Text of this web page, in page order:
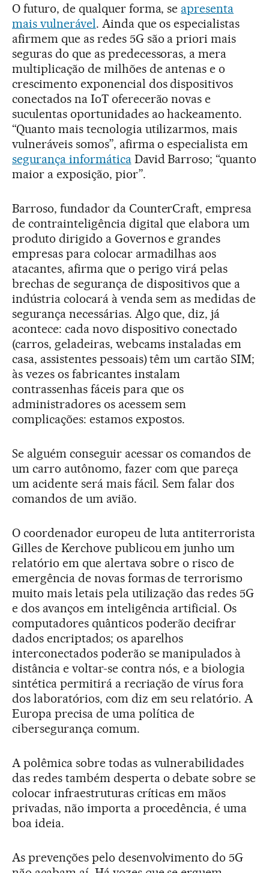
O futuro, de qualquer forma, se apresenta
mais vulnerável. Ainda que os especialistas
afirmem que as redes 5G são a priori mais
seguras do que as predecessoras, a mera
multiplicação de milhões de antenas e o
crescimento exponencial dos dispositivos
conectados na IoT oferecerão novas e
suculentas oportunidades ao hackeamento.
“Quanto mais tecnologia utilizarmos, mais
vulneráveis somos”, afirma o especialista em
segurança informáticaDavid Barroso; “quanto
maior a exposição, pior”.
Barroso, fundador da CounterCraft, empresa
de contrainteligência digital que elabora um
produto dirigido a Governos e grandes
empresas para colocar armadilhas aos
atacantes, afirma que o perigo virá pelas
brechas de segurança de dispositivos que a
indústria colocará à venda sem as medidas de
segurança necessárias. Algo que, diz, já
acontece: cada novo dispositivo conectado
(carros, geladeiras, webcams instaladas em
casa, assistentes pessoais) têm um cartão SIM;
às vezes os fabricantes instalam
contrassenhas fáceis para que os
administradores os acessem sem
complicações: estamos expostos.
Se alguém conseguir acessar os comandos de
um carro autônomo, fazer com que pareça
um acidente será mais fácil. Sem falar dos
comandos de um avião.
O coordenador europeu de luta antiterrorista
Gilles de Kerchove publicou em junho um
relatório em que alertava sobre o risco de
emergência de novas formas de terrorismo
muito mais letais pela utilização das redes 5G
e dos avanços em inteligência artificial. Os
computadores quânticos poderão decifrar
dados encriptados; os aparelhos
interconectados poderão se manipulados à
distância e voltar-se contra nós, e a biologia
sintética permitirá a recriação de vírus fora
dos laboratórios, com diz em seu relatório. A
Europa precisa de uma política de
cibersegurança comum.
A polêmica sobre todas as vulnerabilidades
das redes também desperta o debate sobre se
colocar infraestruturas críticas em mãos
privadas, não importa a procedência, é uma
boa ideia.
As prevenções pelo desenvolvimento do 5G